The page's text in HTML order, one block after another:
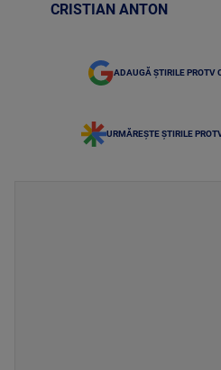
CRISTIAN ANTON
ADAUGĂ ȘTIRILE PROTV
URMĂREȘTE ȘTIRILE